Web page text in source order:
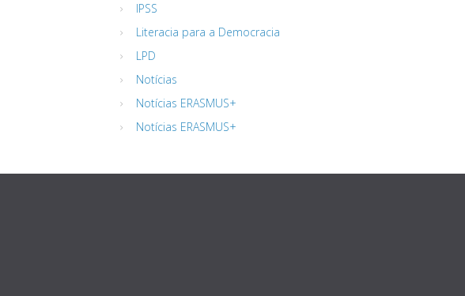
IPSS
Literacia para a Democracia
LPD
Notícias
Notícias ERASMUS+
Notícias ERASMUS+